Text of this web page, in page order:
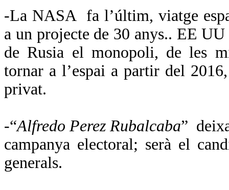
-La NASA fa l’últim, viatge
a un projecte de 30 anys.. EE
de Rusia el monopoli, de les
tornar a l’espai a partir del
privat.
-“Alfredo Perez Rubalcaba”
campanya electoral; serà el
generals.